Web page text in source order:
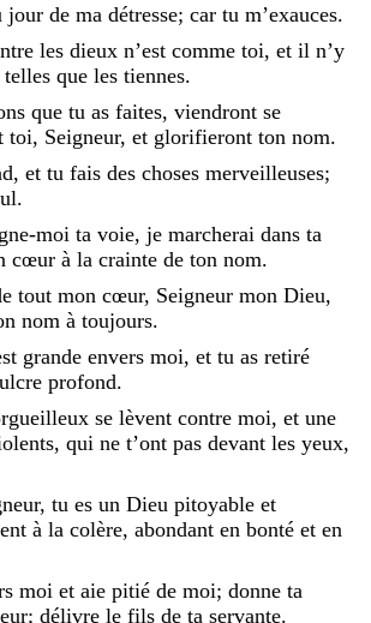
jour de ma détresse; car tu m’exauces.
les dieux n’est comme toi, et il n’y
telles que les tiennes.
que tu as faites, viendront se
toi, Seigneur, et glorifieront ton nom.
, et tu fais des choses merveilleuses;
.
moi ta voie, je marcherai dans ta
cœur à la crainte de ton nom.
tout mon cœur, Seigneur mon Dieu,
nom à toujours.
grande envers moi, et tu as retiré
profond.
se lèvent contre moi, et une
, qui ne t’ont pas devant les yeux,
, tu es un Dieu pitoyable et
à la colère, abondant en bonté et en
moi et aie pitié de moi; donne ta
; délivre le fils de ta servante.